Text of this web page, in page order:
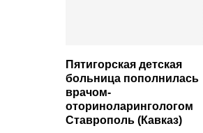
Пятигорская детская
больница пополнилась
врачом-
оториноларингологом
Ставрополь (Кавказ)